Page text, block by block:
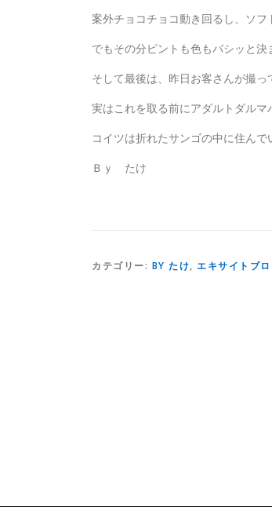
案外チョコチョコ動き回るし、ソフ
でもその分ピントも色もバシッと決
そして最後は、昨日お客さんが撮っ
実はこれを取る前にアダルトダル
コイツは折れたサンゴの中に住ん
Ｂｙ たけ
カテゴリー: BY たけ, エキサイトブ